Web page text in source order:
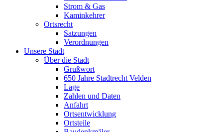
Strom & Gas
Kaminkehrer
Ortsrecht
Satzungen
Verordnungen
Unsere Stadt
Über die Stadt
Grußwort
650 Jahre Stadtrecht Velden
Lage
Zahlen und Daten
Anfahrt
Ortsentwicklung
Ortsteile